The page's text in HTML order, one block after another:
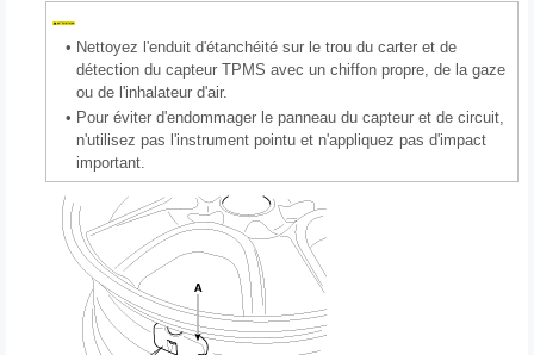
• Nettoyez l'enduit d'étanchéité sur le trou du carter et de
détection du capteur TPMS avec un chiffon propre, de la gaze
ou de l'inhalateur d'air.
• Pour éviter d'endommager le panneau du capteur et de circuit,
n'utilisez pas l'instrument pointu et n'appliquez pas d'impact
important.